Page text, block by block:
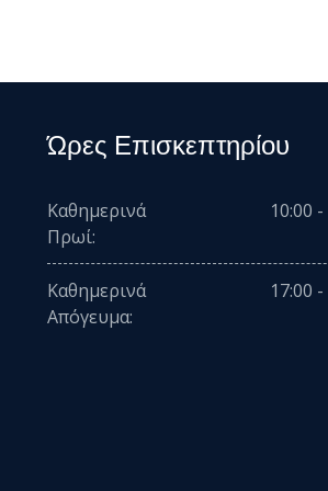
Ώρες Επισκεπτηρίου
Καθημερινά
Πρωί:
10:00
Καθημερινά
Απόγευμα:
17:00